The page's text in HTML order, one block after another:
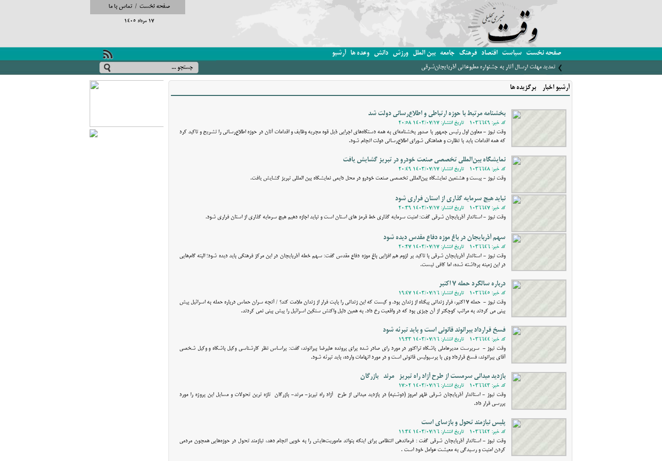
صفحه نخست / تماس با ما
17 مرداد 1405
صفحه نخست سیاست اقتصاد فرهنگ جامعه بین الملل ورزش دانش وعده ها آرشیو
تمدید مهلت ارسال آثار به جشنواره مطبوعاتی آذربایجان‌شرقی
آرشیو اخبار - برگزیده ها
بخشنامه مرتبط با حوزه ارتباطی و اطلاع‌رسانی دولت شد
کد خبر: 1036649 - تاریخ انتشار: 1403/07/17 20:58
وقت نیوز - معاون اول رئیس جمهور با صدور بخشنامه‌ای به همه دستگاه‌های اجرایی ذیل قوه مجریه وظایف و اقدامات آنان در حوزه اطلاع‌رسانی را تشریح و تاکید کرد
که همه اقدامات باید با نظارت و هماهنگی شورای اطلاع‌رسانی دولت انجام شود.
نمایشگاه بین‌المللی تخصصی صنعت خودرو در تبریز گشایش یافت
کد خبر: 1036648 - تاریخ انتشار: 1403/07/17 20:49
وقت نیوز - بیست و هشتمین نمایشگاه بین‌المللی تخصصی صنعت خودرو در محل دایمی نمایشگاه بین المللی تبریز گشایش یافت.
نباید هیچ سرمایه گذاری از استان فراری شود
کد خبر: 1036647 - تاریخ انتشار: 1403/07/17 20:39
وقت نیوز - استاندار آذربایجان شرقی گفت: امنیت سرمایه گذاری خط قرمز های استان است و نباید اجازه دهیم هیچ سرمایه گذاری از استان فراری شود.
سهم آذربایجان در باغ موزه دفاع مقدس دیده شود
کد خبر: 1036646 - تاریخ انتشار: 1403/07/17 20:27
وقت نیوز - استاندار آذربایجان شرقی با تاکید بر لزوم هم افزایی باغ موزه دفاع مقدس گفت: سهم خطه آذربایجان در این مرکز فرهنگی باید دیده شود؛ البته گام‌هایی
در این زمینه برداشته شده، اما کافی نیست‌.
درباره سالگرد حمله 7 اکتبر
کد خبر: 1036645 - تاریخ انتشار: 1403/07/16 19:47
وقت نیوز - حمله ۷ اکتبر، فرار زندانی بیگناه از زندان بود. و کیست که این زندانی را بابت فرار از زندان ملامت کند؟ / آنچه سران حماس درباره حمله به اسرائیل پیش
بینی می کردند به مراتب کوچکتر از آن چیزی بود که در واقعیت رخ داد. به همین دلیل واکنش سنگین اسرائیل را پیش بینی نمی کردند.
فسخ قرارداد بیرانوند قانونی است و باید تبرئه شود
کد خبر: 1036644 - تاریخ انتشار: 1403/07/16 19:33
وقت نیوز - سرپرست مدیرعاملی باشگاه تراکتور در مورد رای صادر شده برای پرونده علیرضا بیرانوند، گفت: براساس نظر کارشناسی وکیل باشگاه و وکیل شخصی
آقای بیرانوند، فسخ قرارداد وی با پرسپولیس قانونی است و در مورد اتهامات وارده، باید تبرئه شود.
بازدید میدانی سرمست از طرح آزاد راه تبریز- مرند- بازرگان
کد خبر: 1036643 - تاریخ انتشار: 1403/07/16 17:02
وقت نیوز - استاندار آذربایجان شرقی ظهر امروز (دوشنبه) در بازدید میدانی از طرح آزاد راه تبریز- مرند- بازرگان تازه ترین تحولات و مسایل این پروژه را مورد
بررسی قرار داد.
پلیس نیازمند تحول و بازسای است
کد خبر: 1036642 - تاریخ انتشار: 1403/07/16 11:34
وقت نیوز - استاندار آذربایجان شرقی گفت : فرماندهی انتظامی برای اینکه بتواند ماموریت‌هایش را به خوبی انجام دهد، نیازمند تحول در حوزه‌هایی همچون مردمی
کردن امنیت و رسیدگی به معیشت عوامل خود است .